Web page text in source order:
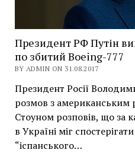
Президент РФ Путін
по збитий Boeing-777
BY ADMIN ON 31.08.2017
Президент Росії
розмов з американським
Стоуном розповів, що за
в Україні міг
“іспанського…